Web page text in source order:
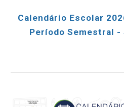
Calendário Escolar
Período Semestral -